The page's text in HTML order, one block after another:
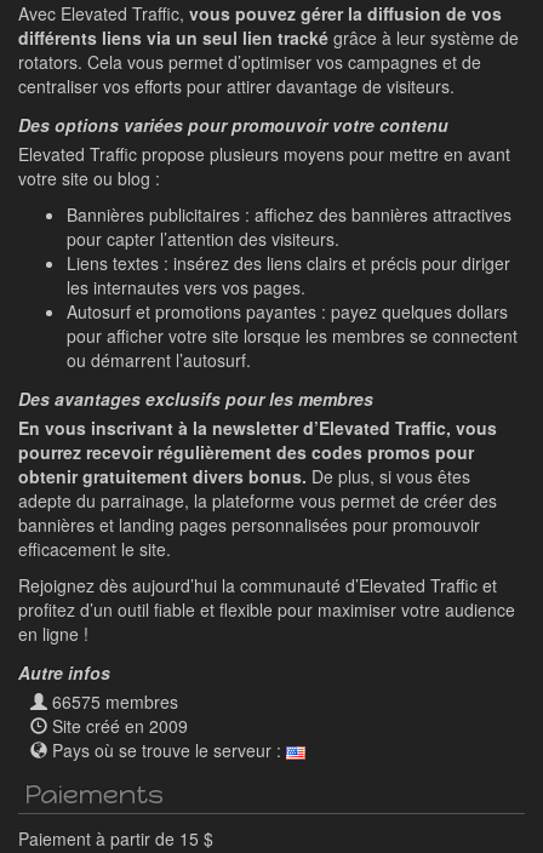
Avec Elevated Traffic, vous pouvez gérer la diffusion de vos
différents liens via un seul lien tracké grâce à leur système de
rotators. Cela vous permet d’optimiser vos campagnes et de
centraliser vos efforts pour attirer davantage de visiteurs.
Des options variées pour promouvoir votre contenu
Elevated Traffic propose plusieurs moyens pour mettre en avant
votre site ou blog :
Bannières publicitaires : affichez des bannières attractives
pour capter l’attention des visiteurs.
Liens textes : insérez des liens clairs et précis pour diriger
les internautes vers vos pages.
Autosurf et promotions payantes : payez quelques dollars
pour afficher votre site lorsque les membres se connectent
ou démarrent l’autosurf.
Des avantages exclusifs pour les membres
En vous inscrivant à la newsletter d’Elevated Traffic, vous
pourrez recevoir régulièrement des codes promos pour
obtenir gratuitement divers bonus. De plus, si vous êtes
adepte du parrainage, la plateforme vous permet de créer des
bannières et landing pages personnalisées pour promouvoir
efficacement le site.
Rejoignez dès aujourd’hui la communauté d’Elevated Traffic et
profitez d’un outil fiable et flexible pour maximiser votre audience
en ligne !
Autre infos
66575 membres
Site créé en 2009
Pays où se trouve le serveur :
Paiements
Paiement à partir de 15 $